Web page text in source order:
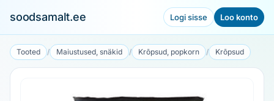
soodsamalt.ee Logi sisse Loo konto
Tooted / Maiustused, snäkid / Krõpsud, popkorn / Krõpsud